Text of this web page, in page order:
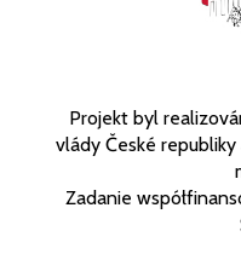
Projekt byl
vlády České
Zadanie